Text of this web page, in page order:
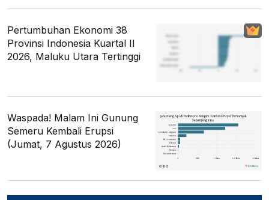
Pertumbuhan Ekonomi 38
Provinsi Indonesia Kuartal II
2026, Maluku Utara Tertinggi
Waspada! Malam Ini Gunung
Semeru Kembali Erupsi
(Jumat, 7 Agustus 2026)